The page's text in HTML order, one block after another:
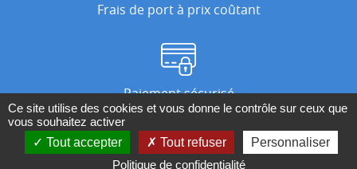
Frais de port à prix coûtant
Paiement sécurisé
Nos magasins
Ce site utilise des cookies et vous donne le contrôle sur ceux que
vous souhaitez activer
Tout accepter
Tout refuser
Personnaliser
Politique de confidentialité